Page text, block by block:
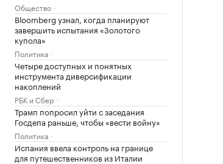
Общество
Bloomberg узнал, когда планируют
завершить испытания «Золотого
купола»
Политика
Четыре доступных и понятных
инструмента диверсификации
накоплений
РБК и Сбер
Трамп попросил уйти с заседания
Госдепа раньше, чтобы «вести войну»
Политика
Испания ввела контроль на границе
для путешественников из Италии